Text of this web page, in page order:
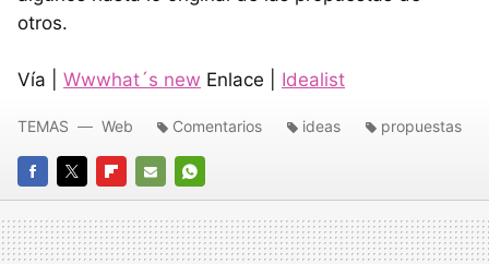
otros.
Vía | Wwwhat´s new Enlace | Idealist
FACEBOOK
TWITTERFLIPBOARD
E-
MAIL
WHATSAPP
TEMAS Web Comentarios ideas propuestas